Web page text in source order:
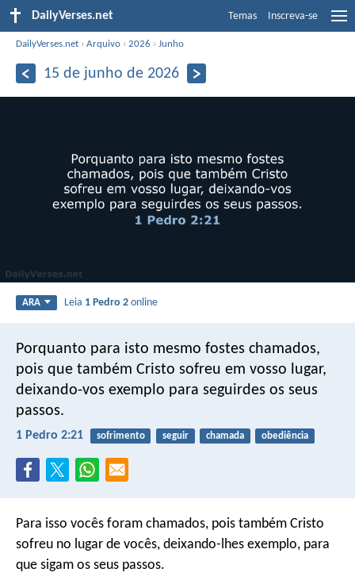
DailyVerses.net Temas Inscreva-se
DailyVerses.net ›Arquivo ›2026 ›Junho
15 de junho de 2026
ARA Leia 1 Pedro 2 online
Porquanto para isto mesmo fostes chamados,
pois que também Cristo sofreu em vosso lugar,
deixando-vos exemplo para seguirdes os seus
passos.
1 Pedro 2:21 sofrimento seguir chamada obediência
Para isso vocês foram chamados, pois também Cristo
sofreu no lugar de vocês, deixando-lhes exemplo, para
que sigam os seus passos.